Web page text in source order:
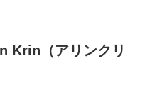
Krin（アリンクリ